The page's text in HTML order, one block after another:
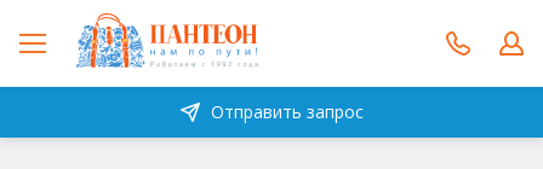
Отправить запрос